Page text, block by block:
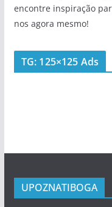
encontre inspiração
nos agora mesmo!
TG: 125×125 Ads
UPOZNATIBOGA